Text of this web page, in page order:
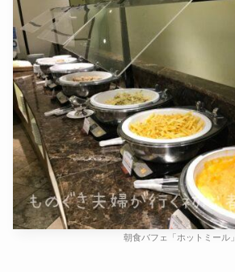
朝食バフェ「ホットミール」